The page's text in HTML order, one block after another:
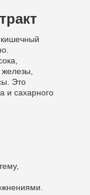
Это
и сахарного